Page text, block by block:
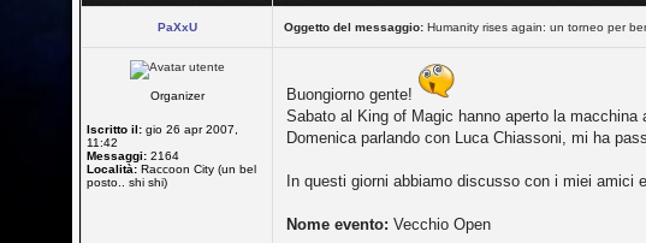
PaXxU Oggetto del messaggio: Humanity rises again: un torneo per
Organizer
Iscritto il: gio 26 apr 2007,
11:42
Messaggi: 2164
Località: Raccoon City (un bel
posto.. shi shi)
Buongiorno gente!
Sabato al King of Magic hanno aperto la
Domenica parlando con Luca Chiassoni, mi ha
In questi giorni abbiamo discusso con i miei amici
Nome evento:Vecchio Open